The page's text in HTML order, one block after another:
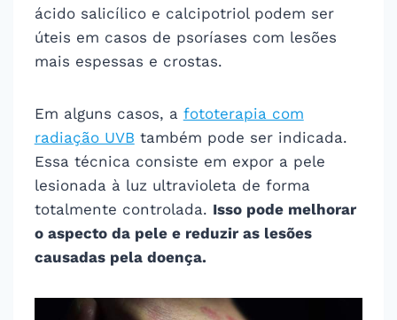
ácido salicílico e calcipotriol podem ser
úteis em casos de psoríases com lesões
mais espessas e crostas.
Em alguns casos, a fototerapia com
radiação UVB também pode ser indicada.
Essa técnica consiste em expor a pele
lesionada à luz ultravioleta de forma
totalmente controlada. Isso pode melhorar
o aspecto da pele e reduzir as lesões
causadas pela doença.